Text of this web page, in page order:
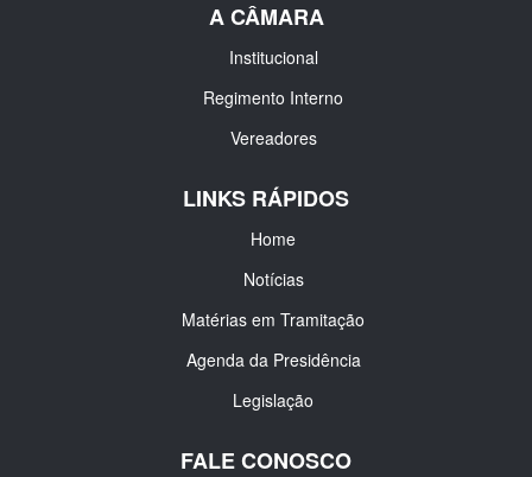
A CÂMARA
Institucional
Regimento Interno
Vereadores
LINKS RÁPIDOS
Home
Notícias
Matérias em Tramitação
Agenda da Presidência
Legislação
FALE CONOSCO